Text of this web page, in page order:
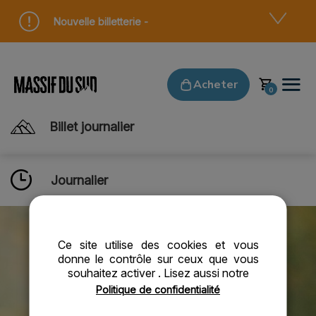
Ce site utilise des cookies et vous
donne le contrôle sur ceux que vous
souhaitez activer . Lisez aussi notre
Politique de confidentialité
Nouvelle billetterie -
Acheter
Billet journalier
Journalier